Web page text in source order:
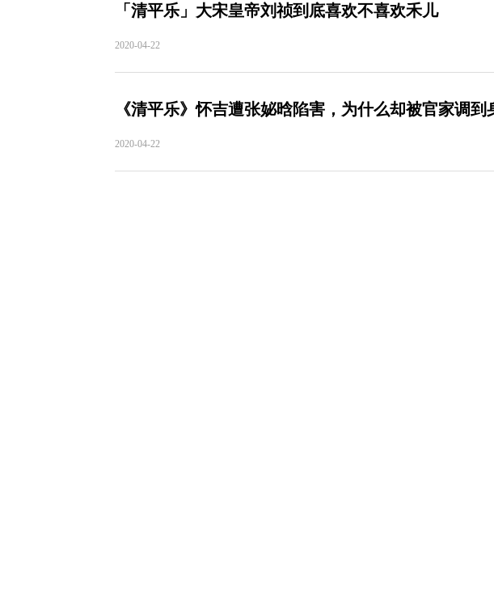
「清平乐」大宋皇帝刘祯到底喜欢不喜欢禾儿
2020-04-22
《清平乐》怀吉遭张妼晗陷害，为什么却被官家调到
2020-04-22